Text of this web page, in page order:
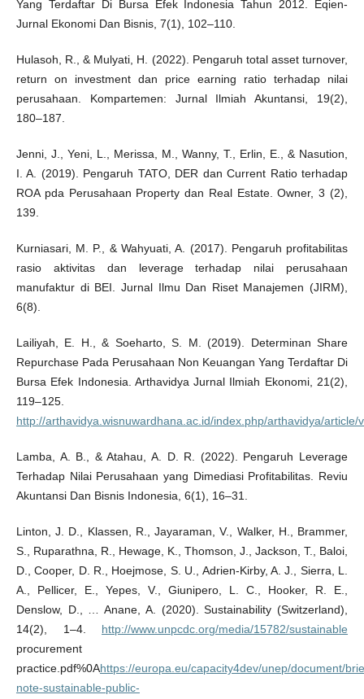
Yang Terdaftar Di Bursa Efek Indonesia Tahun 2012. Eqien-
Jurnal Ekonomi Dan Bisnis, 7(1), 102–110.
Hulasoh, R., & Mulyati, H. (2022). Pengaruh total asset turnover,
return on investment dan price earning ratio terhadap nilai
perusahaan. Kompartemen: Jurnal Ilmiah Akuntansi, 19(2),
180–187.
Jenni, J., Yeni, L., Merissa, M., Wanny, T., Erlin, E., & Nasution,
I. A. (2019). Pengaruh TATO, DER dan Current Ratio terhadap
ROA pda Perusahaan Property dan Real Estate. Owner, 3 (2),
139.
Kurniasari, M. P., & Wahyuati, A. (2017). Pengaruh profitabilitas
rasio aktivitas dan leverage terhadap nilai perusahaan
manufaktur di BEI. Jurnal Ilmu Dan Riset Manajemen (JIRM),
6(8).
Lailiyah, E. H., & Soeharto, S. M. (2019). Determinan Share
Repurchase Pada Perusahaan Non Keuangan Yang Terdaftar Di
Bursa Efek Indonesia. Arthavidya Jurnal Ilmiah Ekonomi, 21(2),
119–125.
http://arthavidya.wisnuwardhana.ac.id/index.php/arthavidya/article/
Lamba, A. B., & Atahau, A. D. R. (2022). Pengaruh Leverage
Terhadap Nilai Perusahaan yang Dimediasi Profitabilitas. Reviu
Akuntansi Dan Bisnis Indonesia, 6(1), 16–31.
Linton, J. D., Klassen, R., Jayaraman, V., Walker, H., Brammer,
S., Ruparathna, R., Hewage, K., Thomson, J., Jackson, T., Baloi,
D., Cooper, D. R., Hoejmose, S. U., Adrien-Kirby, A. J., Sierra, L.
A., Pellicer, E., Yepes, V., Giunipero, L. C., Hooker, R. E.,
Denslow, D., … Anane, A. (2020). Sustainability (Switzerland),
14(2), 1–4. http://www.unpcdc.org/media/15782/sustainable
procurement
practice.pdf%0Ahttps://europa.eu/capacity4dev/unep/document/
note-sustainable-public-